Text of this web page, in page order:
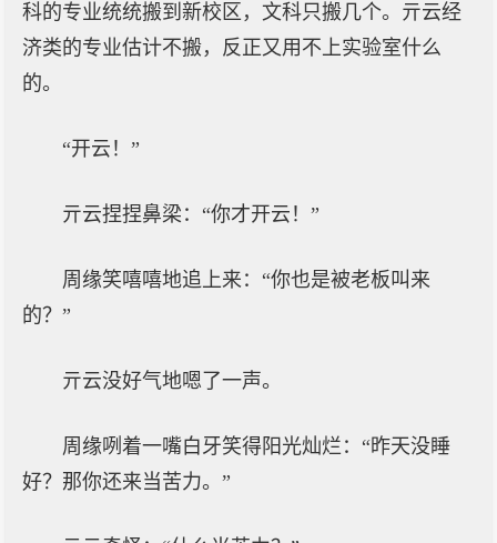
科的专业统统搬到新校区，文科只搬几个。亓云经
济类的专业估计不搬，反正又用不上实验室什么
的。
“开云！”
亓云捏捏鼻梁：“你才开云！”
周缘笑嘻嘻地追上来：“你也是被老板叫来
的？”
亓云没好气地嗯了一声。
周缘咧着一嘴白牙笑得阳光灿烂：“昨天没睡
好？那你还来当苦力。”